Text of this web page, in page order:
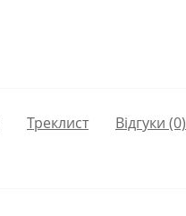
Треклист Відгуки (0)